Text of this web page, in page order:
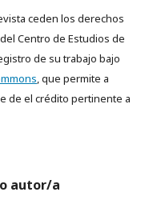
ceden los derechos
Centro de Estudios de
de su trabajo bajo
, que permite a
de el crédito pertinente a
autor/a